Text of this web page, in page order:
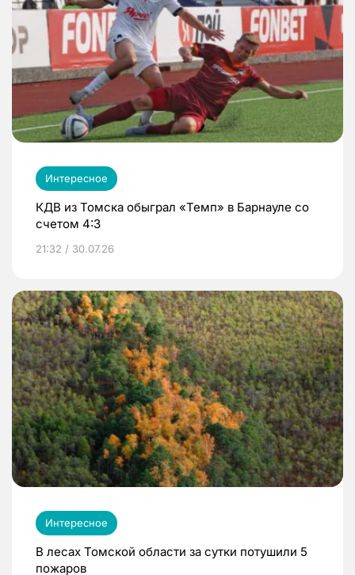
Интересное
КДВ из Томска обыграл «Темп» в Барнауле со
счетом 4:3
21:32 / 30.07.26
Интересное
В лесах Томской области за сутки потушили 5
пожаров